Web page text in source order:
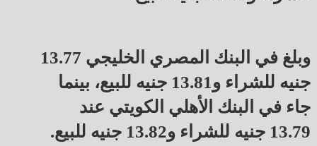
وبلغ في البنك المصري الخليجي 13.77
جنيه للشراء و13.81 جنيه للبيع، بينما
جاء في البنك الأهلي الكويتي عند
13.79 جنيه للشراء و13.82 جنيه للبيع.